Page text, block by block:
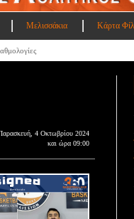
Μελισσάκια Κάρτα
4 Οκτωβρίου 2024
και ώρα 09:00